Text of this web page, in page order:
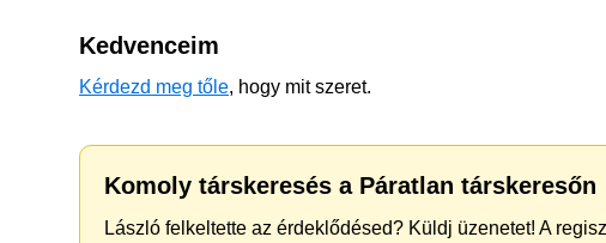
Kedvenceim
Kérdezd meg tőle, hogy mit szeret.
Komoly társkeresés a Páratlan társkeresőn
László felkeltette az érdeklődésed? Küldj üzenetet! A